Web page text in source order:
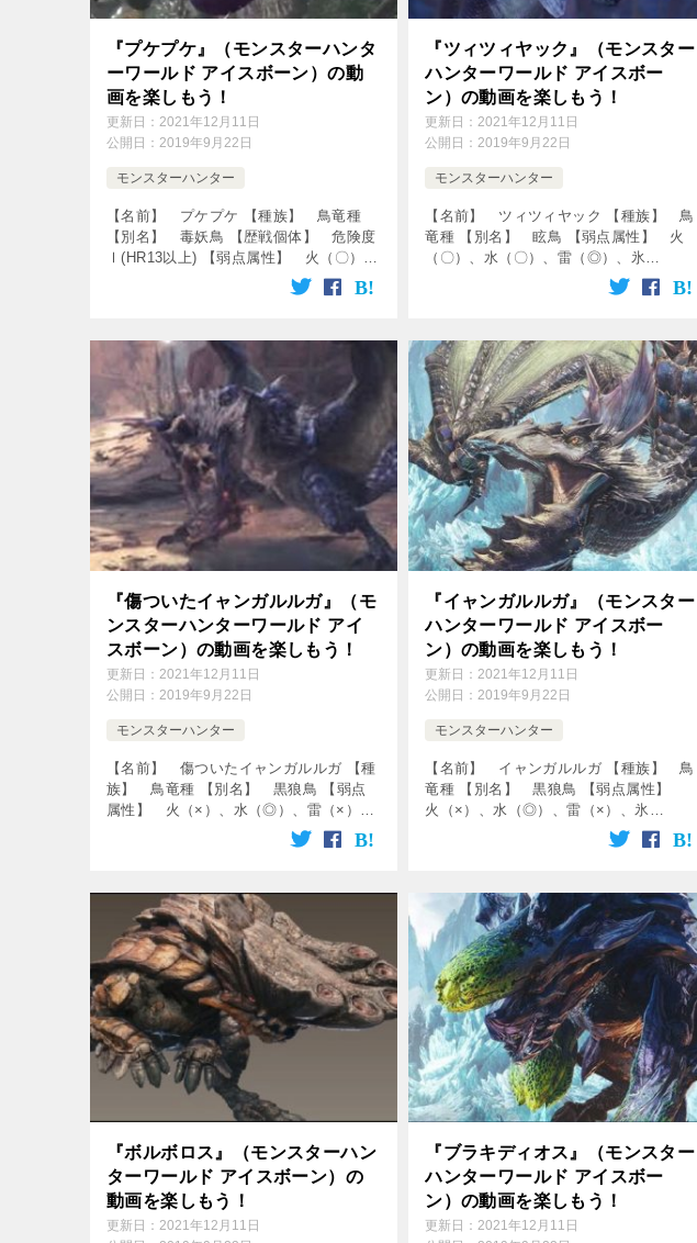
『プケプケ』（モンスターハンタ
ーワールド アイスボーン）の動
画を楽しもう！
更新日： 2021年12月11日
公開日： 2019年9月22日
モンスターハンター
【名前】 プケプケ 【種族】 鳥竜種
【別名】 毒妖鳥 【歴戦個体】 危険度
Ⅰ(HR13以上) 【弱点属性】 火（〇）、
水（×）、雷（◎）、氷（〇）、龍
（△） 【破壊できる部位】 頭、両翼、
『ツィツィヤック』（モンスター
ハンターワールド アイスボー
ン）の動画を楽しもう！
更新日：2021年12月11日
公開日：2019年9月22日
モンスターハンター
【名前】 ツィツィヤック 【種族】 鳥
竜種 【別名】 眩鳥 【弱点属性】 火
（〇）、水（〇）、雷（◎）、氷
（◎）、龍（〇） 【破壊できる部位】
触覚 【出現エリア】 陸珊瑚の台地 ↓の
『傷ついたイャンガルルガ』（モ
ンスターハンターワールド アイ
スボーン）の動画を楽しもう！
更新日： 2021年12月11日
公開日： 2019年9月22日
モンスターハンター
【名前】 傷ついたイャンガルルガ 【種
族】 鳥竜種 【別名】 黒狼鳥 【弱点
属性】 火（×）、水（◎）、雷（×）、
氷（△）、龍（〇） 【破壊できる部
位】 クチバシ、耳、胴、翼、尻尾 【出
『イャンガルルガ』（モンスター
ハンターワールド アイスボー
ン）の動画を楽しもう！
更新日： 2021年12月11日
公開日： 2019年9月22日
モンスターハンター
【名前】 イャンガルルガ 【種族】 鳥
竜種 【別名】 黒狼鳥 【弱点属性】
火（×）、水（◎）、雷（×）、氷
（△）、龍（〇） 【破壊できる部位】
クチバシ、耳、胴、翼、尻尾 【出現エリ
[…]
『ボルボロス』（モンスターハン
ターワールド アイスボーン）の
動画を楽しもう！
更新日： 2021年12月11日
『ブラキディオス』（モンスター
ハンターワールド アイスボー
ン）の動画を楽しもう！
更新日：2021年12月11日